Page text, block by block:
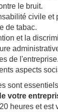
le bruit.
civile et
de tabac.
et la
de l'entreprise.
aspects
sont
votre
heures et est